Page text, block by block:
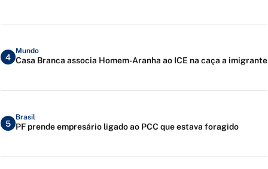
4
Mundo
Casa Branca associa Homem-Aranha ao ICE na caça a imigrante
5
Brasil
PF prende empresário ligado ao PCC que estava foragido